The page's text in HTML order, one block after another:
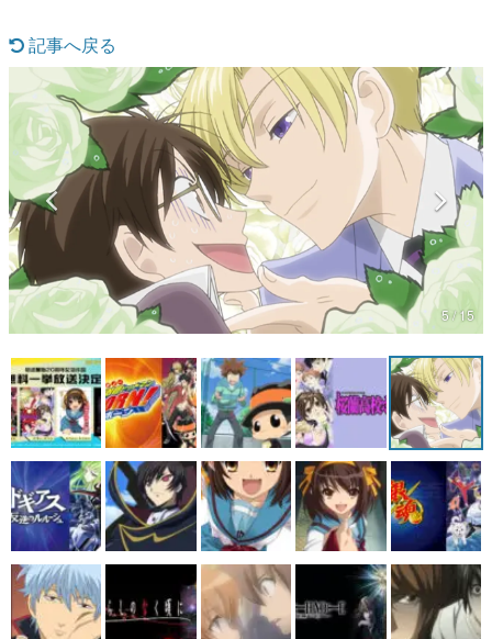
なんでゲームは面白い？
ゲーム開発者・hamatsu氏がゲームの魅力を画面や操作の
具体的な形から解き明かしていく、硬派で骨太な評論連載
です。
ゲームが変えた日本語
「経験値」「裏技」「ラスボス」… ゲームにまつわる言葉
の起源や用法の変遷を、コンピューター文化史研究家・タ
イニーP氏が徹底調査。
カテゴリ
マンガ
女性向け
アプリレビュー
その他
電ファミニコゲーマーとは？
運営：株式会社マレ
記事へ戻る
5 / 15